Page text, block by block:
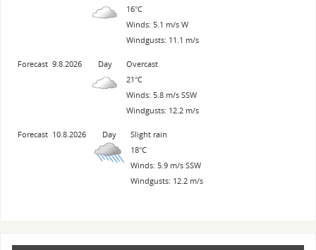
16°C
Winds: 5.1 m/s W
Windgusts: 11.1 m/s
Forecast 9.8.2026 Day
Overcast
21°C
Winds: 5.8 m/s SSW
Windgusts: 12.2 m/s
Forecast 10.8.2026 Day
Slight rain
18°C
Winds: 5.9 m/s SSW
Windgusts: 12.2 m/s